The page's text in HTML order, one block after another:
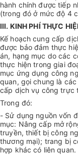
hành chính được tiếp
(trong đó ở mức độ 4
III. KINH PHÍ THỰC
Kế hoạch cung cấp
được bảo đảm thực
án, hạng mục do các
thực hiện trong giai
mục ứng dụng công
quan, gọi chung là
cấp dịch vụ công trực
Trong đó:
- Sử dụng nguồn vốn
mục: Nâng cấp mở
truyền, thiết bị công
thương mại); trang bị
hợp khác có liên quan.